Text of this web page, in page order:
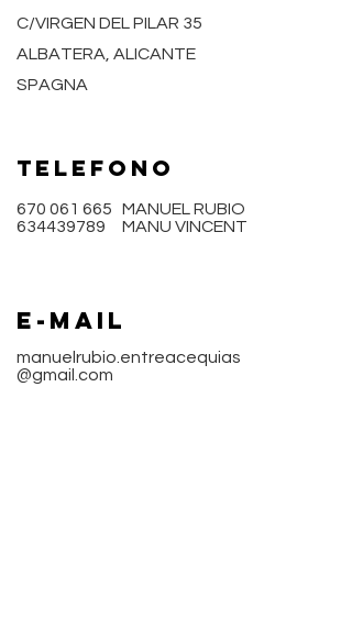
C/VIRGEN DEL PILAR 35
ALBATERA, ALICANTE
SPAGNA
TELEFONO
670 061 665
MANUEL RUBIO
634439789
MANU VINCENT
E-mail
manuelrubio.entreacequias
@gmail.com